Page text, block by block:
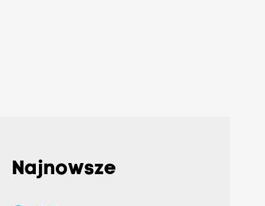
Najnowsze